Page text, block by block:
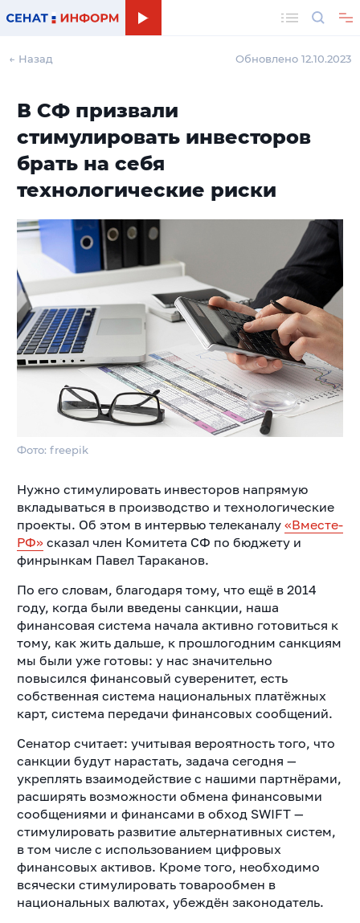
← Назад Обновлено 12.10.2023
В СФ призвали
стимулировать инвесторов
брать на себя
технологические риски
Фото: freepik
Нужно стимулировать инвесторов напрямую
вкладываться в производство и технологические
проекты. Об этом в интервью телеканалу «Вместе-
РФ»сказал член Комитета СФ по бюджету и
финрынкам Павел Тараканов.
По его словам, благодаря тому, что ещё в 2014
году, когда были введены санкции, наша
финансовая система начала активно готовиться к
тому, как жить дальше, к прошлогодним санкциям
мы были уже готовы: у нас значительно
повысился финансовый суверенитет, есть
собственная система национальных платёжных
карт, система передачи финансовых сообщений.
Сенатор считает: учитывая вероятность того, что
санкции будут нарастать, задача сегодня —
укреплять взаимодействие с нашими партнёрами,
расширять возможности обмена финансовыми
сообщениями и финансами в обход SWIFT —
стимулировать развитие альтернативных систем,
в том числе с использованием цифровых
финансовых активов. Кроме того, необходимо
всячески стимулировать товарообмен в
национальных валютах, убеждён законодатель.